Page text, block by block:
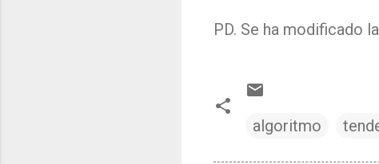
PD. Se ha modificado
algoritmo